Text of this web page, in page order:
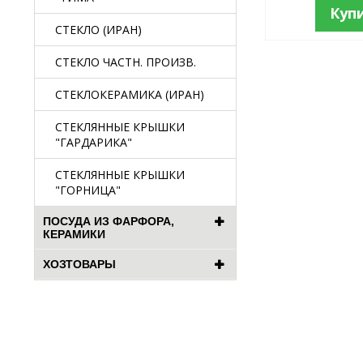
СТЕКЛО (ИРАН)
СТЕКЛО ЧАСТН. ПРОИЗВ.
СТЕКЛОКЕРАМИКА (ИРАН)
СТЕКЛЯННЫЕ КРЫШКИ
"ГАРДАРИКА"
СТЕКЛЯННЫЕ КРЫШКИ
"ГОРНИЦА"
ПОСУДА ИЗ ФАРФОРА,
КЕРАМИКИ
ХОЗТОВАРЫ